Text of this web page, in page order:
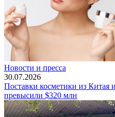
Новости и пресса
30.07.2026
Поставки косметики из
превысили $320 млн